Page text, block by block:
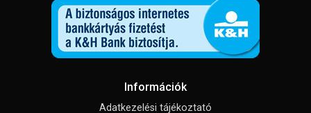
Információk
Adatkezelési tájékoztató